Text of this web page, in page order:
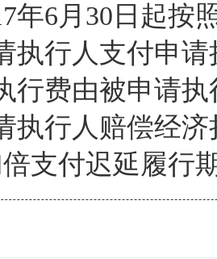
年6月30日起按
执行人支付申
行费由被申请
执行人赔偿经
支付迟延履行